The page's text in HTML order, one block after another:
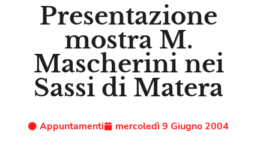
Presentazione
mostra M.
Mascherini nei
Sassi di Matera
Appuntamenti mercoledì 9 Giugno 2004